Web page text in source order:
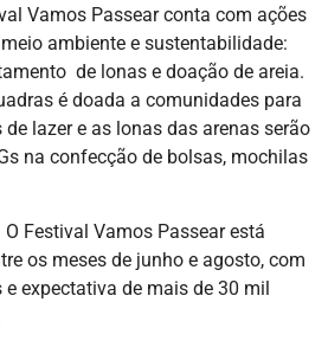
Vamos Passear conta com ações
ambiente e sustentabilidade:
de lonas e doação de areia.
é doada a comunidades para
lazer e as lonas das arenas serão
na confecção de bolsas, mochilas
Festival Vamos Passear está
os meses de junho e agosto, com
expectativa de mais de 30 mil